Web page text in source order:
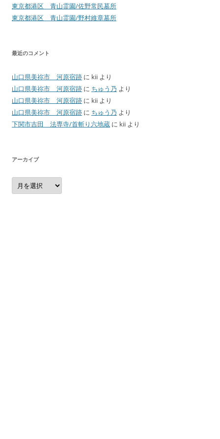
東京都港区 青山霊園/佐野常民墓所
東京都港区 青山霊園/野村維章墓所
最近のコメント
山口県美祢市 河原宿跡 に kii より
山口県美祢市 河原宿跡 に ちゅう乃 より
山口県美祢市 河原宿跡 に kii より
山口県美祢市 河原宿跡 に ちゅう乃 より
下関市吉田 法専寺/首斬り六地蔵 に kii より
アーカイブ
ア
ー
カ